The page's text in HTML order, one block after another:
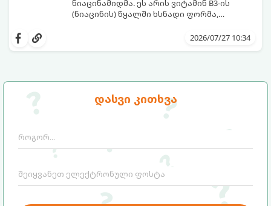
დასვი კითხვა
ნიაცინამიდმა. ეს არის ვიტამინ B3-ის
(ნიაცინის) წყალში ხსნადი ფორმა,
კანისთვის ნამდვილი „მაშველი რგოლია“.
თავის მოვლის რუტინის შეუცვლელი
2026/07/27 10:34